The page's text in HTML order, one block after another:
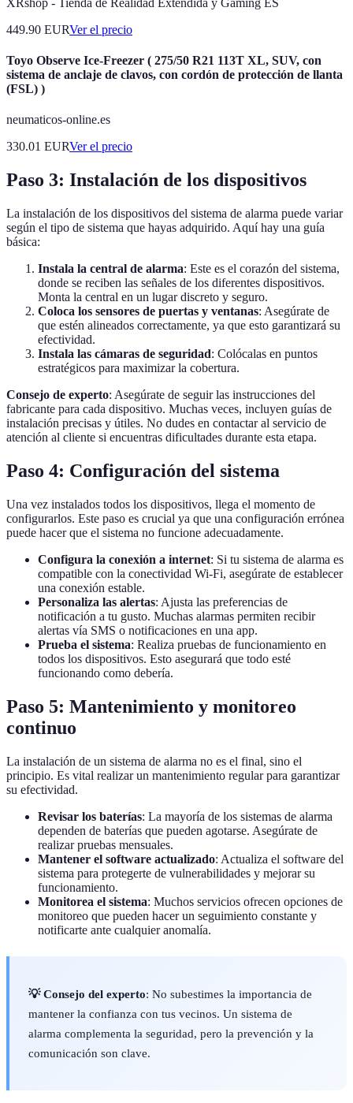
449.90 EURVer el precio
Toyo Observe Ice-Freezer ( 275/50 R21 113T XL, SUV, con
sistema de anclaje de clavos, con cordón de protección de llanta
(FSL) )
neumaticos-online.es
330.01 EURVer el precio
Paso 3: Instalación de los dispositivos
La instalación de los dispositivos del sistema de alarma puede variar
según el tipo de sistema que hayas adquirido. Aquí hay una guía
básica:
Instala la central de alarma: Este es el corazón del sistema,
donde se reciben las señales de los diferentes dispositivos.
Monta la central en un lugar discreto y seguro.
Coloca los sensores de puertas y ventanas: Asegúrate de
que estén alineados correctamente, ya que esto garantizará su
efectividad.
Instala las cámaras de seguridad: Colócalas en puntos
estratégicos para maximizar la cobertura.
Consejo de experto: Asegúrate de seguir las instrucciones del
fabricante para cada dispositivo. Muchas veces, incluyen guías de
instalación precisas y útiles. No dudes en contactar al servicio de
atención al cliente si encuentras dificultades durante esta etapa.
Paso 4: Configuración del sistema
Una vez instalados todos los dispositivos, llega el momento de
configurarlos. Este paso es crucial ya que una configuración errónea
puede hacer que el sistema no funcione adecuadamente.
Configura la conexión a internet: Si tu sistema de alarma es
compatible con la conectividad Wi-Fi, asegúrate de establecer
una conexión estable.
Personaliza las alertas: Ajusta las preferencias de
notificación a tu gusto. Muchas alarmas permiten recibir
alertas vía SMS o notificaciones en una app.
Prueba el sistema: Realiza pruebas de funcionamiento en
todos los dispositivos. Esto asegurará que todo esté
funcionando como debería.
Paso 5: Mantenimiento y monitoreo
continuo
La instalación de un sistema de alarma no es el final, sino el
principio. Es vital realizar un mantenimiento regular para garantizar
su efectividad.
Revisar los baterías: La mayoría de los sistemas de alarma
dependen de baterías que pueden agotarse. Asegúrate de
realizar pruebas mensuales.
Mantener el software actualizado: Actualiza el software del
sistema para protegerte de vulnerabilidades y mejorar su
funcionamiento.
Monitorea el sistema: Muchos servicios ofrecen opciones de
monitoreo que pueden hacer un seguimiento constante y
notificarte ante cualquier anomalía.
💡 Consejo del experto: No subestimes la importancia de
mantener la confianza con tus vecinos. Un sistema de
alarma complementa la seguridad, pero la prevención y la
comunicación son clave.